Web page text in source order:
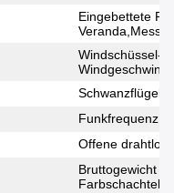
Eingebettete
Windschüssel-
Funkfrequenz
Offene
Bruttogewicht